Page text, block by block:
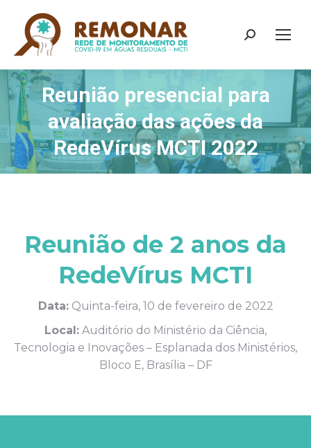
Search:
Reunião presencial para
avaliação das ações da
RedeVírus MCTI 2022
Reunião de 2 anos da
RedeVírus MCTI
Data:Quinta-feira, 10 de fevereiro de 2022
Local: Auditório do Ministério da Ciência,
Tecnologia e Inovações – Esplanada dos Ministérios,
Bloco E, Brasília – DF